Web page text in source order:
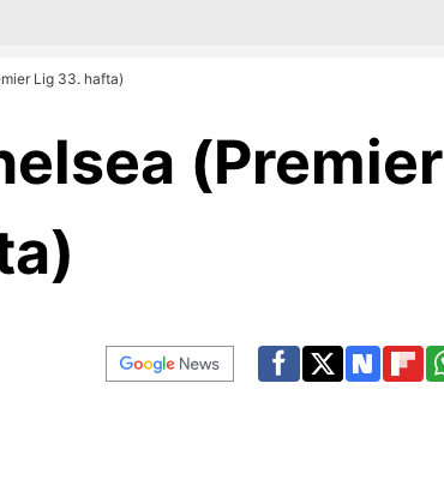
Lig 33. hafta)
(Premier